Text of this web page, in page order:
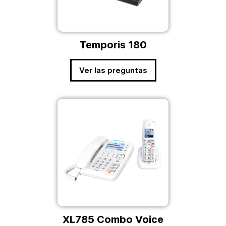
Temporis 180
Ver las preguntas
XL785 Combo Voice